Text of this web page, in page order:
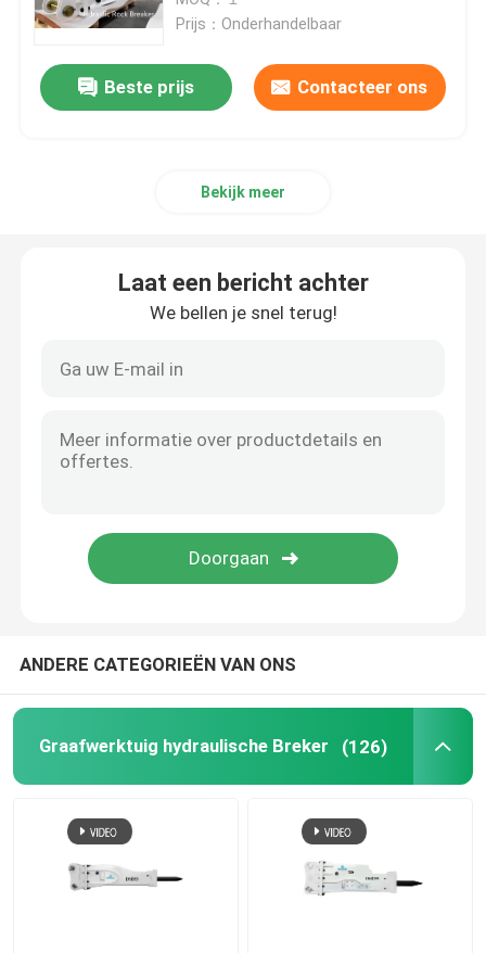
Hydraulische Brekerbeitel
Hydraulische Brekercilinder
Hydraulische Brekerdelen
Concrete Pulverizer
Hydraulische Pulverizer
het graafwerktuig grijpt vast
Gebruikt Graafwerktuig Machine
Prijs：Onderhandelbaar
Beste prijs Contacteer ons
Bekijk meer
Laat een bericht achter
We bellen je snel terug!
ANDERE CATEGORIEËN VAN ONS
Graafwerktuig hydraulische Breker (126)